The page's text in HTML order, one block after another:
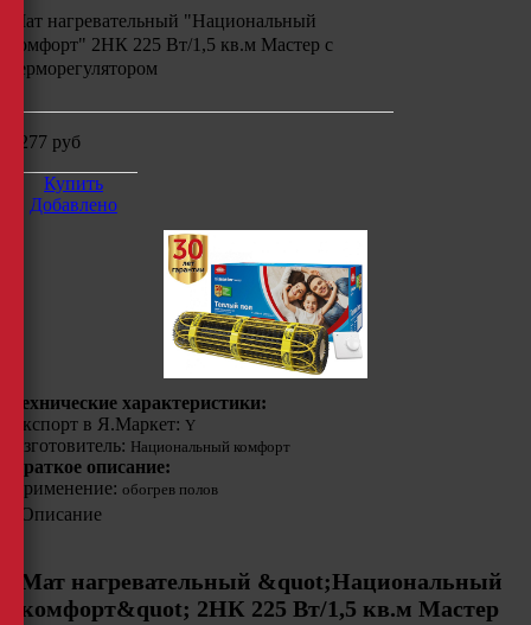
Мат нагревательный "Национальный
комфорт" 2НК 225 Вт/1,5 кв.м Мастер с
терморегулятором
4277 руб
Купить
Добавлено
Технические характеристики:
Экспорт в Я.Маркет: Y
Изготовитель: Национальный комфорт
Краткое описание:
Применение: обогрев полов
Описание
Мат нагревательный &quot;Национальный
комфорт&quot; 2НК 225 Вт/1,5 кв.м Мастер